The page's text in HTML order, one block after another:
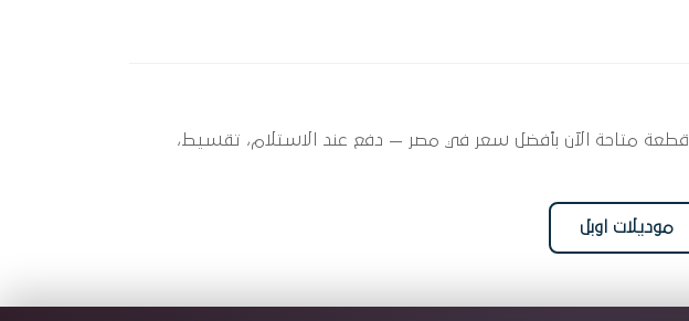
ابحث عن قطع غيار سير كاتينة لسيارتك اوبل فيكترا C (2002 - 2008) ؟ أوتو سبير عندها 2 قطعة متاحة الآن بأفضل سعر في مصر — دفع عند الاستلام، تقسيط،
موديلات اوبل